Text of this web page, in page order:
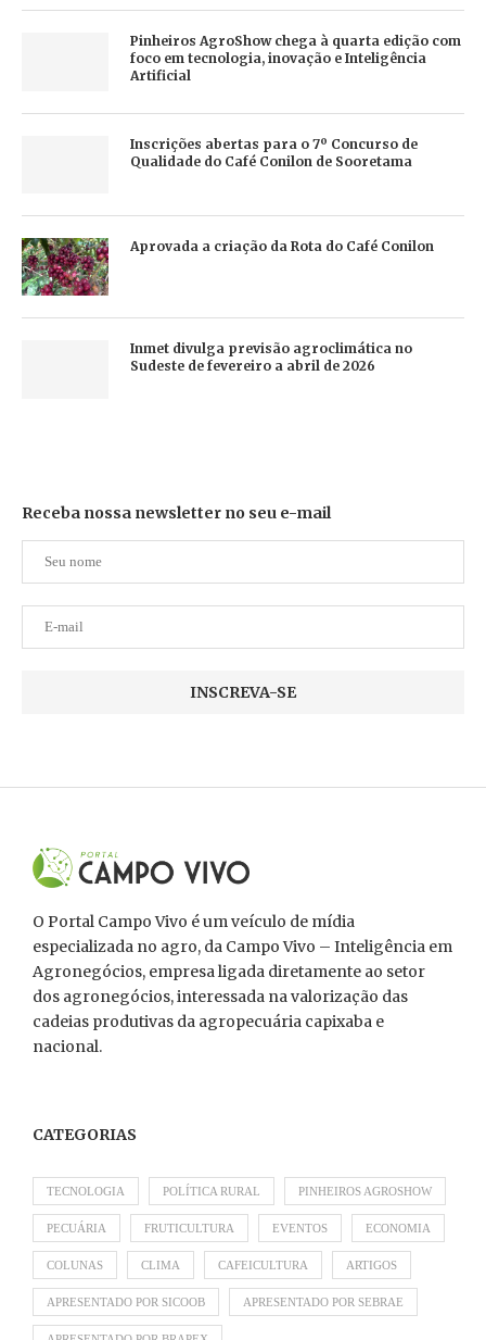
Pinheiros AgroShow chega à quarta edição com
foco em tecnologia, inovação e Inteligência
Artificial
Inscrições abertas para o 7º Concurso de
Qualidade do Café Conilon de Sooretama
Aprovada a criação da Rota do Café Conilon
Inmet divulga previsão agroclimática no
Sudeste de fevereiro a abril de 2026
Receba nossa newsletter no seu e-mail
O Portal Campo Vivo é um veículo de mídia
especializada no agro, da Campo Vivo – Inteligência em
Agronegócios, empresa ligada diretamente ao setor
dos agronegócios, interessada na valorização das
cadeias produtivas da agropecuária capixaba e
nacional.
CATEGORIAS
TECNOLOGIA POLÍTICA RURAL PINHEIROS AGROSHOW
PECUÁRIA FRUTICULTURA EVENTOS ECONOMIA
COLUNAS CLIMA CAFEICULTURA ARTIGOS
APRESENTADO POR SICOOB APRESENTADO POR SEBRAE